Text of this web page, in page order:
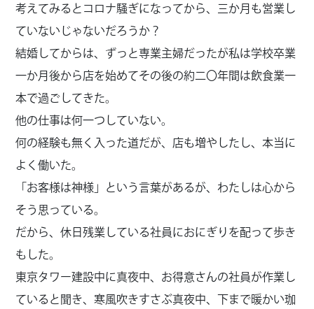
考えてみるとコロナ騒ぎになってから、三か月も営業し
ていないじゃないだろうか？
結婚してからは、ずっと専業主婦だったが私は学校卒業
一か月後から店を始めてその後の約二〇年間は飲食業一
本で過ごしてきた。
他の仕事は何一つしていない。
何の経験も無く入った道だが、店も増やしたし、本当に
よく働いた。
「お客様は神様」という言葉があるが、わたしは心から
そう思っている。
だから、休日残業している社員におにぎりを配って歩き
もした。
東京タワー建設中に真夜中、お得意さんの社員が作業し
ていると聞き、寒風吹きすさぶ真夜中、下まで暖かい珈